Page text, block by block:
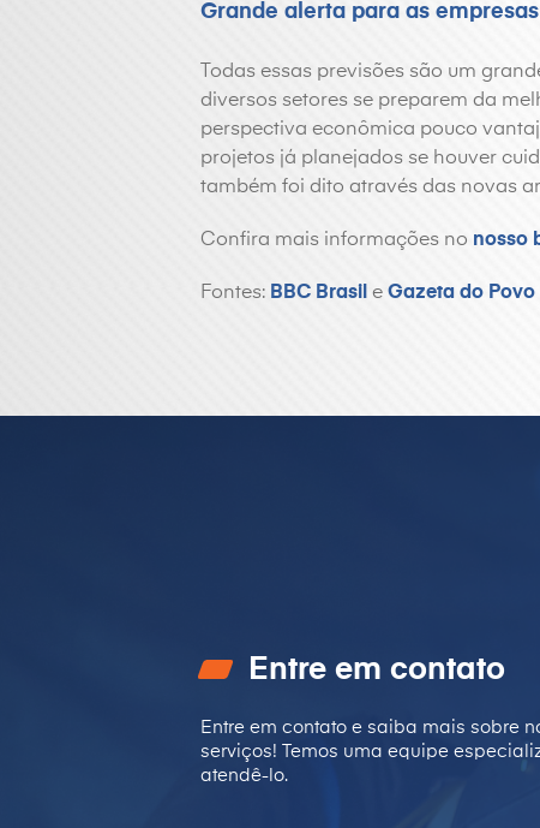
Grande alerta para as
Todas essas previsões são um
diversos setores se preparem da
perspectiva econômica pouco
projetos já planejados se houver
também foi dito através das novas
Confira mais informações no nosso
Fontes: BBC Brasil e Gazeta do Povo
Entre em contato
Entre em contato e saiba mais sobre
serviços! Temos uma equipe
atendê-lo.